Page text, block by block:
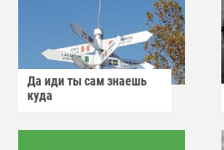
Да иди ты сам знаешь
куда